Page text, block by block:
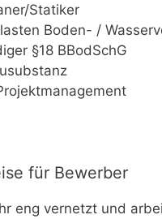
Statiker
Boden- /
§18 BBodSchG
für Bewerber
eng vernetzt und